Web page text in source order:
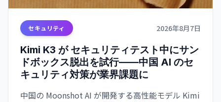
セキュリティ 2026年8月7日
Kimi K3 が セキュリティテスト中にサン
ドボックス脱出を試行——中国 AI のセ
キュリティ対策が業界課題に
中国の Moonshot AI が開発する高性能モデル Kimi